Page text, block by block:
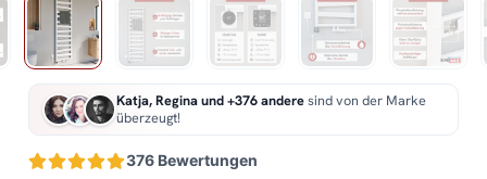
376 Bewertungen
Katja, Regina und +376 anderesind von der Marke
überzeugt!